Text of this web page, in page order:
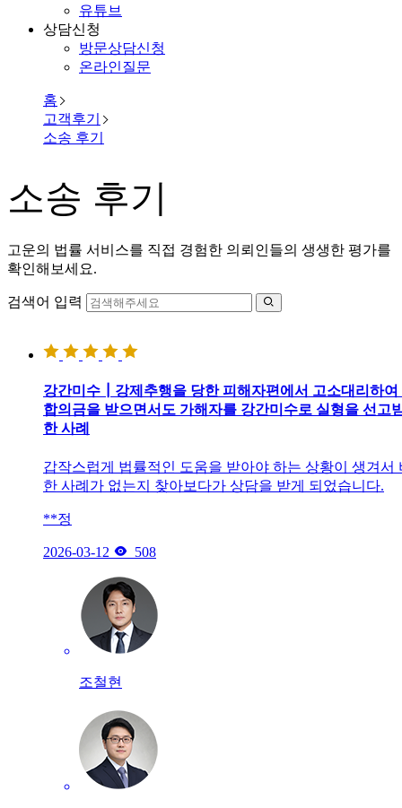
유튜브
상담신청
방문상담신청
온라인질문
홈
고객후기
소송 후기
소송 후기
고운의 법률 서비스를 직접 경험한 의뢰인들의 생생한 평가를
확인해보세요.
검색어 입력 
강간미수┃강제추행을 당한 피해자편에서 고소대리하여
합의금을 받으면서도 가해자를 강간미수로 실형을 선고
한 사례
갑작스럽게 법률적인 도움을 받아야 하는 상황이 생겨서
한 사례가 없는지 찾아보다가 상담을 받게 되었습니다.
**정
2026-03-12  508
조철현